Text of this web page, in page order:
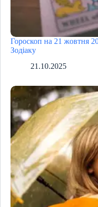
Гороскоп на 21 жовтня
Зодіаку
21.10.2025